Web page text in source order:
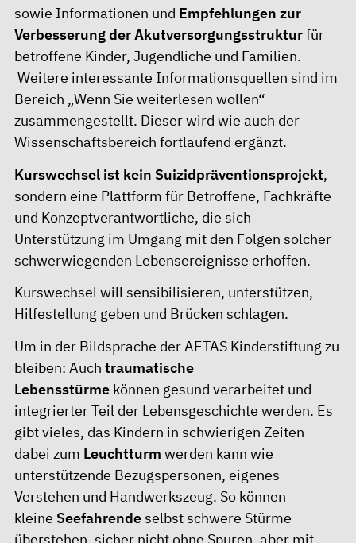
sowie Informationen und Empfehlungen zur
Verbesserung der Akutversorgungsstrukturfür
betroffene Kinder, Jugendliche und Familien.
Weitere interessante Informationsquellen sind im
Bereich „Wenn Sie weiterlesen wollen“
zusammengestellt. Dieser wird wie auch der
Wissenschaftsbereich fortlaufend ergänzt.
Kurswechsel ist kein Suizidpräventionsprojekt,
sondern eine Plattform für Betroffene, Fachkräfte
und Konzeptverantwortliche, die sich
Unterstützung im Umgang mit den Folgen solcher
schwerwiegenden Lebensereignisse erhoffen.
Kurswechsel will sensibilisieren, unterstützen,
Hilfestellung geben und Brücken schlagen.
Um in der Bildsprache der AETAS Kinderstiftung zu
bleiben: Auch traumatische
Lebensstürme können gesund verarbeitet und
integrierter Teil der Lebensgeschichte werden. Es
gibt vieles, das Kindern in schwierigen Zeiten
dabei zum Leuchtturm werden kann wie
unterstützende Bezugspersonen, eigenes
Verstehen und Handwerkszeug. So können
kleine Seefahrendeselbst schwere Stürme
überstehen, sicher nicht ohne Spuren, aber mit